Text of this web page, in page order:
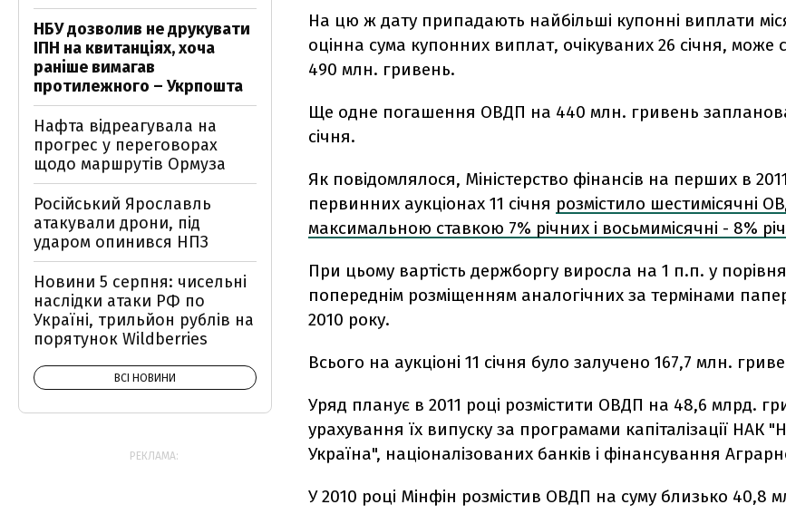
На цю ж дату припадають найбільші купонні виплати
оцінна сума купонних виплат, очікуваних 26 січня, може
490 млн. гривень.
Ще одне погашення ОВДП на 440 млн. гривень
січня.
Як повідомлялося, Міністерство фінансів на перших в
первинних аукціонах 11 січня розмістило шестимісячні
максимальною ставкою 7% річних і восьмимісячні - 8%
При цьому вартість держборгу виросла на 1 п.п. у
попереднім розміщенням аналогічних за термінами
2010 року.
Всього на аукціоні 11 січня було залучено 167,7 млн.
Уряд планує в 2011 році розмістити ОВДП на 48,6 млрд.
урахування їх випуску за програмами капіталізації НАК
Україна", націоналізованих банків і фінансування
У 2010 році Мінфін розмістив ОВДП на суму близько 40,8
НБУ дозволив не друкувати
ІПН на квитанціях, хоча
раніше вимагав
протилежного – Укрпошта
Нафта відреагувала на
прогрес у переговорах
щодо маршрутів Ормуза
Російський Ярославль
атакували дрони, під
ударом опинився НПЗ
Новини 5 серпня: чисельні
наслідки атаки РФ по
Україні, трильйон рублів на
порятунок Wildberries
ВСІ НОВИНИ
РЕКЛАМА: